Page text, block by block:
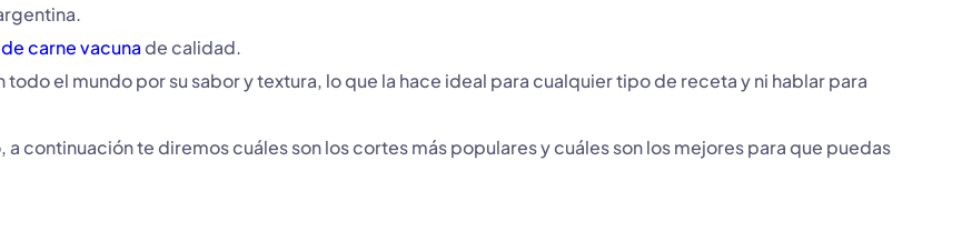
carne vacunade calidad.
el mundo por su sabor y textura, lo que la hace ideal para cualquier tipo de receta y ni hablar para
continuación te diremos cuáles son los cortes más populares y cuáles son los mejores para que puedas